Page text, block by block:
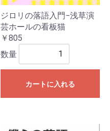
ジロリの落語入門−浅草演
芸ホールの看板猫
￥805
数量
カートに入れる